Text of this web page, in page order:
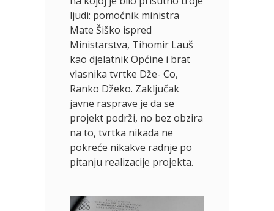
ljudi: pomoćnik ministra
Mate Šiško ispred
Ministarstva, Tihomir Lauš
kao djelatnik Općine i brat
vlasnika tvrtke Dže- Co,
Ranko Džeko. Zaključak
javne rasprave je da se
projekt podrži, no bez obzira
na to, tvrtka nikada ne
pokreće nikakve radnje po
pitanju realizacije projekta.